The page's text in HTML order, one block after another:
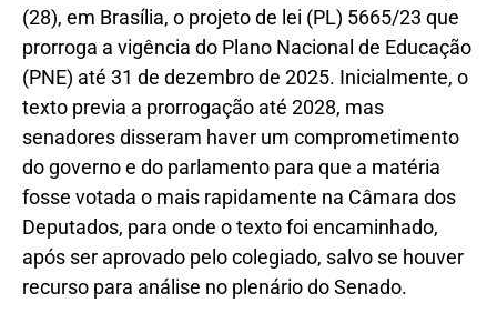
(28), em Brasília, o projeto de lei (PL) 5665/23 que
prorroga a vigência do Plano Nacional de Educação
(PNE) até 31 de dezembro de 2025. Inicialmente, o
texto previa a prorrogação até 2028, mas
senadores disseram haver um comprometimento
do governo e do parlamento para que a matéria
fosse votada o mais rapidamente na Câmara dos
Deputados, para onde o texto foi encaminhado,
após ser aprovado pelo colegiado, salvo se houver
recurso para análise no plenário do Senado.